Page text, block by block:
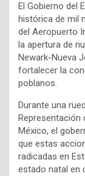
El Gobierno del
histórica de mil
del Aeropuerto
la apertura de
Newark-Nueva
fortalecer la
poblanos.
Durante una
Representación
México, el
que estas
radicadas en
estado natal en